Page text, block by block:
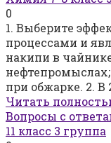
0
1. Выберите
процессами и
накипи в
при обжарке. 2. В
Читать
Вопросы с
11 класс 3 группа